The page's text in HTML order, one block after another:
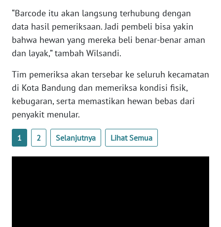
“Barcode itu akan langsung terhubung dengan
data hasil pemeriksaan. Jadi pembeli bisa yakin
bahwa hewan yang mereka beli benar-benar aman
dan layak,” tambah Wilsandi.
Tim pemeriksa akan tersebar ke seluruh kecamatan
di Kota Bandung dan memeriksa kondisi fisik,
kebugaran, serta memastikan hewan bebas dari
penyakit menular.
1 2 Selanjutnya Lihat Semua
WN
NTB
WN
WN
SULBAR
BABEL